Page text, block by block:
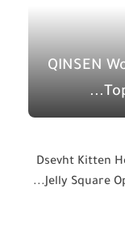
QINSEN
Dsevht Kitten
Jelly Square